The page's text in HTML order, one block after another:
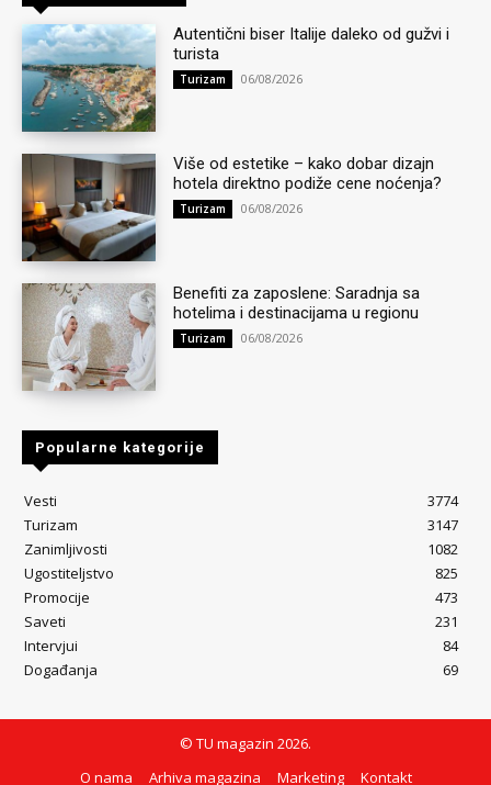
Autentični biser Italije daleko od gužvi i
turista
Turizam 06/08/2026
Više od estetike – kako dobar dizajn
hotela direktno podiže cene noćenja?
Turizam 06/08/2026
Benefiti za zaposlene: Saradnja sa
hotelima i destinacijama u regionu
Turizam 06/08/2026
Popularne kategorije
Vesti
3774
Turizam
3147
Zanimljivosti
1082
Ugostiteljstvo
825
Promocije
473
Saveti
231
Intervjui
84
Događanja
69
© TU magazin 2026.
O nama
Arhiva magazina Marketing Kontakt